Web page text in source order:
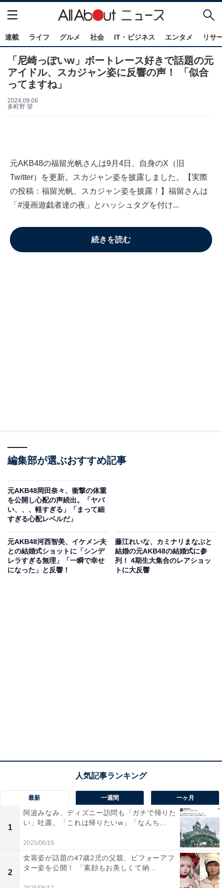
連載 ライフ グルメ 社会 IT・ビジネス エンタメ リサ
「尼崎っぽいw」ボートレース好きで話題の元
アイドル、スカジャン姿に反響の声！ 「似合
ってますね」
2024.09.06
多町野 望
元AKB48の福留光帆さんは9月4日、自身のX（旧
Twitter）を更新。スカジャン姿を披露しました。【実際
の投稿：福留光帆、スカジャン姿を披露！】福留さんは
「#漫画遊戯者達の夜」とハッシュタグを付け...
続きを読む
編集部が選ぶおすすめ記事
元AKB48岡田奈々、衝撃の体重
を公開し心配の声続出。「ヤバ
い、、、軽すぎる」「まって細
すぎる心配レベルだ」
元AKB48河西智美、イケメン夫
との結婚式ショットに「シンデ
レラすぎる無理」「一瞬で幸せ
になった」と反響！
藤江れいな、カミナリまなぶと
結婚の元AKB48の結婚式に参
列！ 4期生大集合のレアショッ
トに大反響
最新 一週間 一ヶ月
1
阿波みなみ、ディズニー訪問も「ガチで帰りた
い」吐露。「これは帰りたいw」「なんち...
2025/06/19
2
女装姿が話題の47歳2児の父親、ビフォーアフ
ター姿を公開！ 「素顔もお美しくて納...